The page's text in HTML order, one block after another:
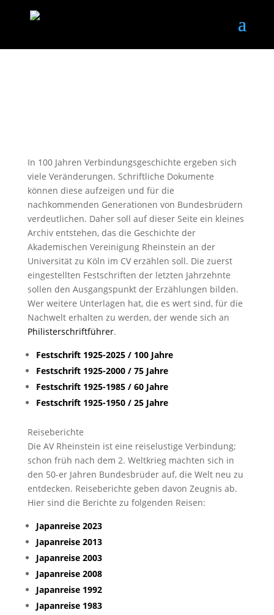
In 100 Jahren Verbindungsgeschichte ergeben sich
viele Veränderungen. Schriftliche Dokumente
können diese aufzeigen und für die
nachkommenden Generationen von Bundesbrüdern
verdeutlichen. Daher soll auf dieser Seite ein kleines
Archiv entstehen, das die Geschichte der
Akademischen Vereinigung Rheinstein an der
Universität zu Köln im CV erzählen soll. Die zuerst
eingestellten Festschriften der letzten Jahrzehnte
sollen den Ausgangspunkt der Erzählungen bilden.
Wer weitere Unterlagen hat, die es wert sind, für die
Nachwelt erhalten zu werden, der wende sich an
Philisterschriftführer.
Festschrift 1925-2025 / 100 Jahre
Festschrift 1925-2000 / 75 Jahre
Festschrift 1925-1985 / 60 Jahre
Festschrift 1925-1950 / 25 Jahre
Reiseberichte
Die AV Rheinstein ist eine reiselustige Verbindung;
schon früh nach dem 2. Weltkrieg machten sich in
den 50-er Jahren Bundesbrüder auf, die Welt neu zu
entdecken. Reiseberichte geben davon Zeugnis ab.
Hier sind die Berichte zu folgenden Reisen:
Japanreise 2023
Japanreise 2013
Japanreise 2003
Japanreise 2008
Japanreise 1992
Japanreise 1983